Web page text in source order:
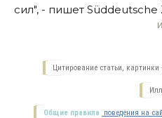
сил", - пишет Süddeutsche
Цитирование статьи,
Общие правила поведения на